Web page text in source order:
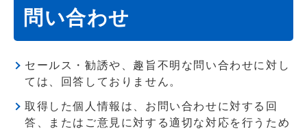
問い合わせ
セールス・勧誘や、趣旨不明な問い合わせに対し
ては、回答しておりません。
取得した個人情報は、お問い合わせに対する回
答、またはご意見に対する適切な対応を行うため